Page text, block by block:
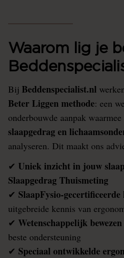
Waarom lig je
Bij Beddenspecialist.nl
Beter Liggen methode: een
onderbouwde aanpak
slaapgedrag en
analyseren. Dit maakt ons
✔ Uniek inzicht in jouw
Slaapgedrag Thuismeting
✔ SlaapFysio-
uitgebreide kennis van
✔ Wetenschappelijk
beste ondersteuning
✔ Speciaal ontwikkelde